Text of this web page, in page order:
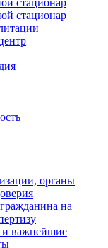
стационар
стационар
органы
на
и важнейшие